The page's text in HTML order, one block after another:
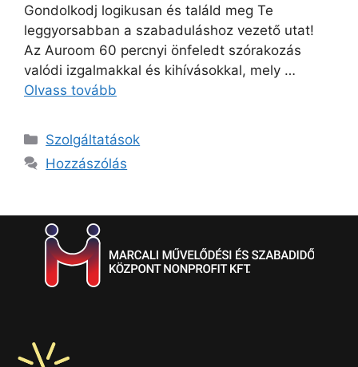
Gondolkodj logikusan és találd meg Te
leggyorsabban a szabaduláshoz vezető utat!
Az Auroom 60 percnyi önfeledt szórakozás
valódi izgalmakkal és kihívásokkal, mely …
Olvass tovább
Szolgáltatások
Hozzászólás